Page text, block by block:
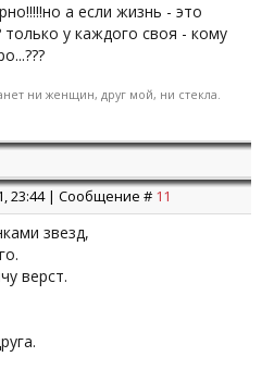
а если жизнь - это
только у каждого своя - кому
ни женщин, друг мой, ни стекла.
23:44 | Сообщение # 11
звезд,
верст.